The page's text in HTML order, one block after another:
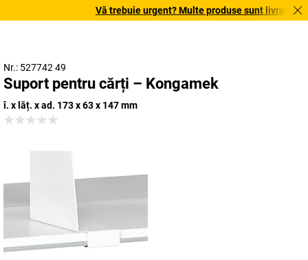
Vă trebuie urgent? Multe produse sunt livrate în
Nr.: 527742 49
Suport pentru cărți – Kongamek
î. x lăț. x ad. 173 x 63 x 147 mm